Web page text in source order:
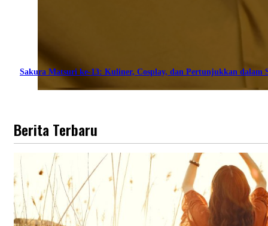
Sakura Matsuri ke-13: Kuliner, Cosplay, dan Pertunjukkan dalam
Berita Terbaru